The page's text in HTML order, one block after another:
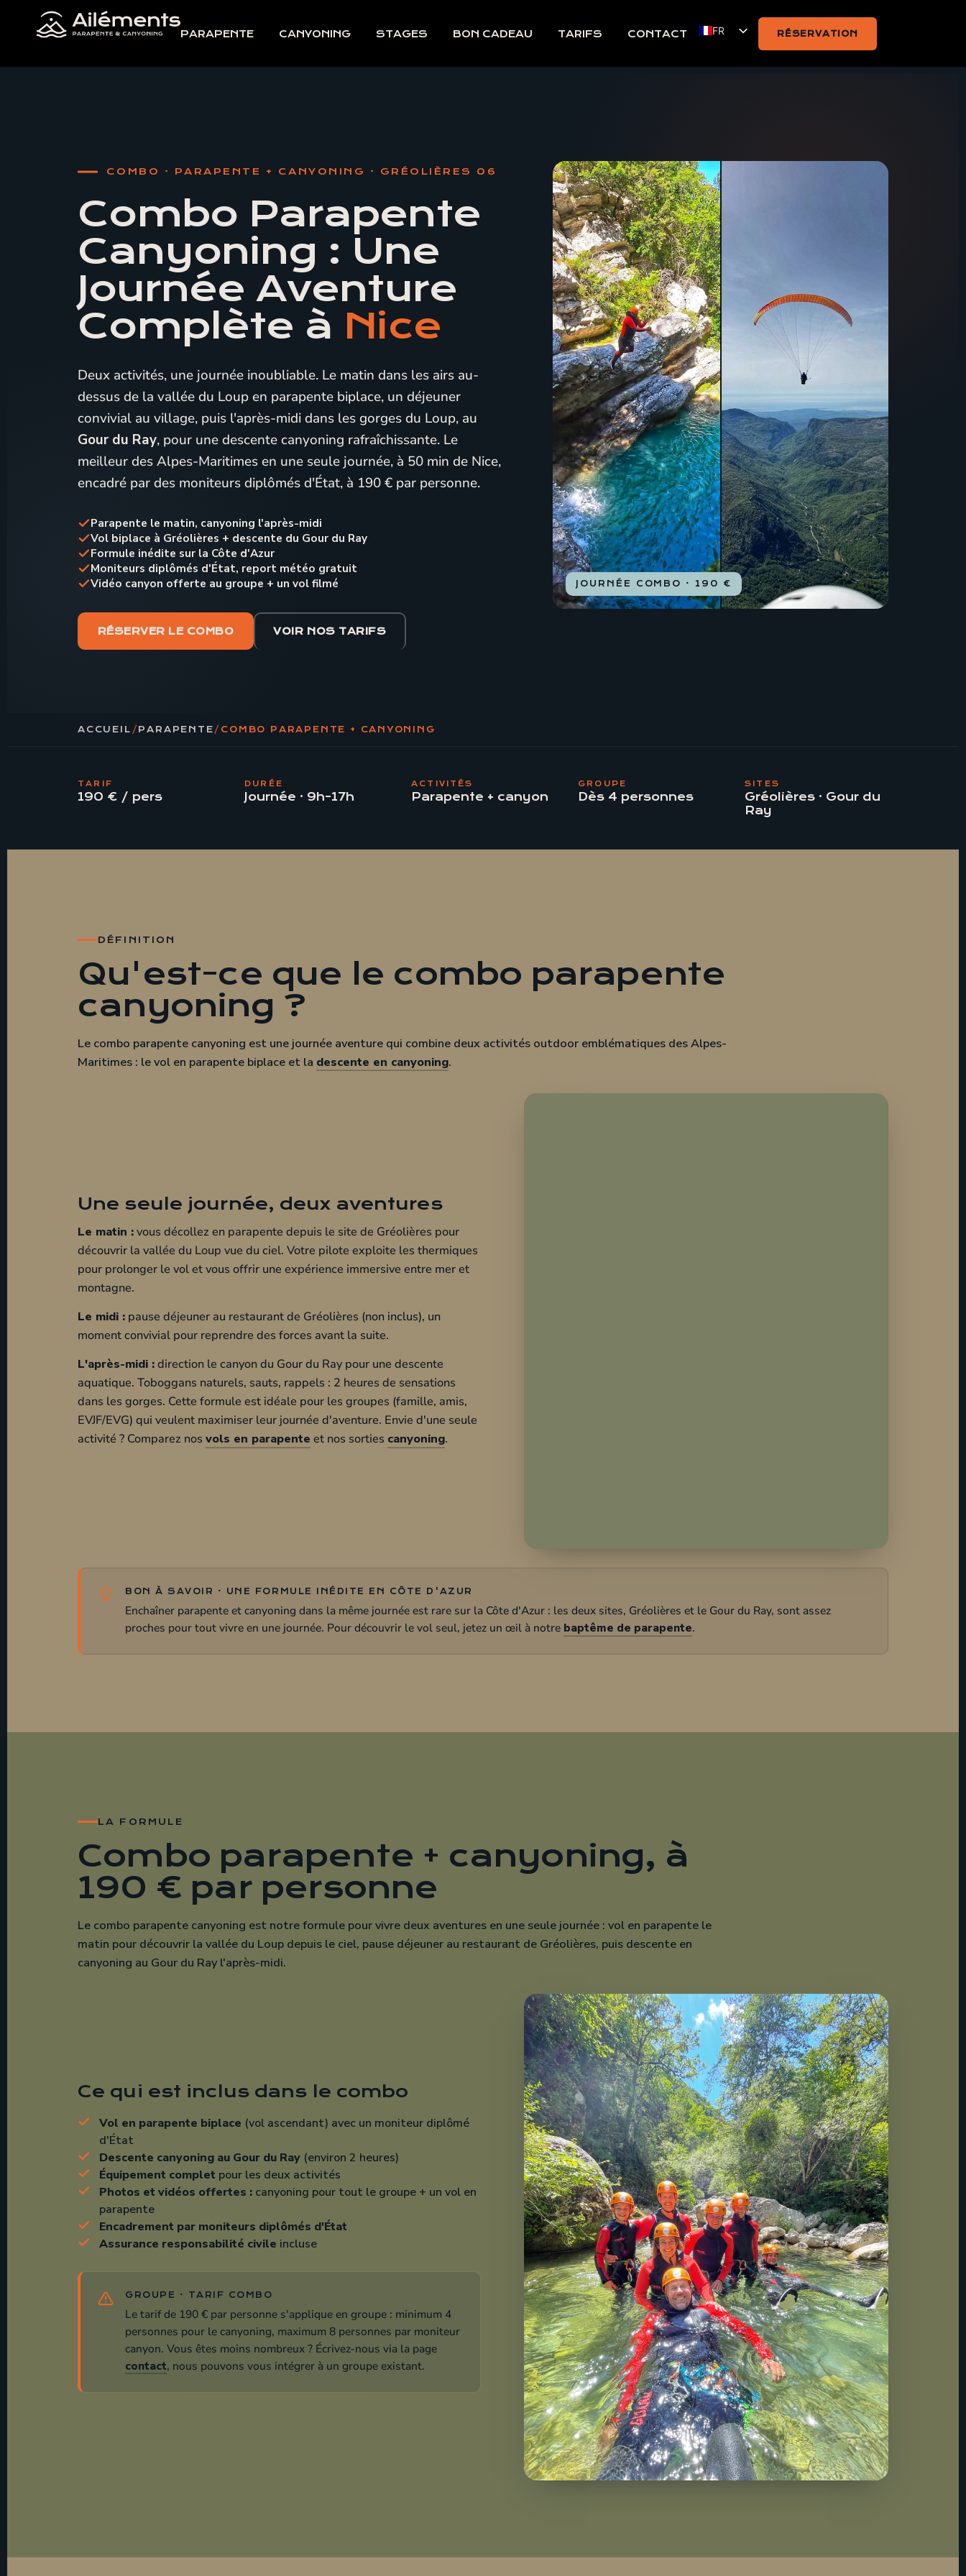
PARAPENTE CANYONING STAGES BON CADEAU TARIFS CONTACT FR RÉSERVATION
COMBO · PARAPENTE + CANYONING · GRÉOLIÈRES 06
Combo Parapente
Canyoning : Une
Journée Aventure
Complète à Nice
Deux activités, une journée inoubliable. Le matin dans les airs au-
dessus de la vallée du Loup en parapente biplace, un déjeuner
convivial au village, puis l'après-midi dans les gorges du Loup, au
Gour du Ray, pour une descente canyoning rafraîchissante. Le
meilleur des Alpes-Maritimes en une seule journée, à 50 min de Nice,
encadré par des moniteurs diplômés d'État, à 190 € par personne.
Parapente le matin, canyoning l'après-midi
Vol biplace à Gréolières + descente du Gour du Ray
Formule inédite sur la Côte d'Azur
Moniteurs diplômés d'État, report météo gratuit
Vidéo canyon offerte au groupe + un vol filmé
RÉSERVER LE COMBO VOIR NOS TARIFS
JOURNÉE COMBO · 190 €
ACCUEIL / PARAPENTE / COMBO PARAPENTE + CANYONING
TARIF
190 € / pers
DURÉE
Journée · 9h-17h
ACTIVITÉS
Parapente + canyon
GROUPE
Dès 4 personnes
SITES
Gréolières · Gour du
Ray
DÉFINITION
Qu'est-ce que le combo parapente
canyoning ?
Le combo parapente canyoning est une journée aventure qui combine deux activités outdoor emblématiques des Alpes-
Maritimes : le vol en parapente biplace et la descente en canyoning.
pause déjeuner au restaurant de Gréolières (non inclus), un
moment convivial pour reprendre des forces avant la suite.
L'après-midi :direction le canyon du Gour du Ray pour une descente
aquatique. Toboggans naturels, sauts, rappels : 2 heures de sensations
EVJF/EVG) qui veulent maximiser leur journée d'aventure. Envie d'une seule
activité ? Comparez nosvols en parapenteet nos sortiescanyoning
BON À SAVOIR · UNE FORMULE INÉDITE EN CÔTE D'AZUR
Enchaîner parapente et canyoning dans la même journée est rare sur la Côte d'Azur : les deux sites, Gréolières et le Gour du Ray, sont assez
proches pour tout vivre en une journée. Pour découvrir le vol seul, jetez un œil à notre
Combo parapente + canyoning, à
Ce qui est inclus dans le combo
Vol en parapente biplace(vol ascendant) avec un moniteur diplômé
d'État
Descente canyoning au Gour du Ray
Équipement complet pour les deux activités
GROUPE · TARIF COMBO
personnes pour le canyoning, maximum 8 personnes par moniteur
canyon. Vous êtes moins nombreux ? Écrivez-nous via la page
contact, nous pouvons vous intégrer à un groupe existant.
Qui peut faire un combo parapente